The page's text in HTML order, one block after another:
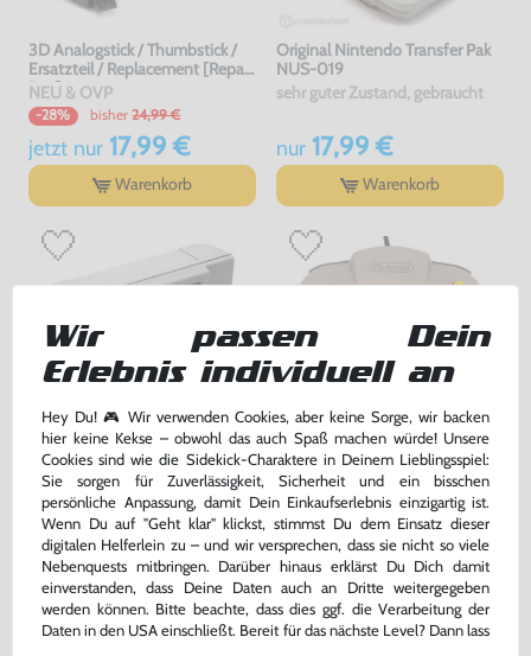
3D Analogstick / Thumbstick /
Ersatzteil / Replacement [Repair
Box]
NEU & OVP
-28% bisher 24,99 €
jetzt nur17,99 €
Warenkorb
Original Nintendo Transfer Pak
NUS-019
sehr guter Zustand, gebraucht
nur17,99 €
Warenkorb
Original Controller Pak / Memory
Card #grau NUS-004
[Nintendo]
gebraucht
nur18,99 €
Warenkorb
Original Controller #grau NUS-
005 [Nintendo]
gebraucht
nur29,99 €
Warenkorb
Wir passen Dein
Erlebnis individuell an
Hey Du! 🎮 Wir verwenden Cookies, aber keine Sorge, wir backen
hier keine Kekse – obwohl das auch Spaß machen würde! Unsere
Cookies sind wie die Sidekick-Charaktere in Deinem Lieblingsspiel:
Sie sorgen für Zuverlässigkeit, Sicherheit und ein bisschen
persönliche Anpassung, damit Dein Einkaufserlebnis einzigartig ist.
Wenn Du auf "Geht klar" klickst, stimmst Du dem Einsatz dieser
digitalen Helferlein zu – und wir versprechen, dass sie nicht so viele
Nebenquests mitbringen. Darüber hinaus erklärst Du Dich damit
einverstanden, dass Deine Daten auch an Dritte weitergegeben
werden können. Bitte beachte, dass dies ggf. die Verarbeitung der
Daten in den USA einschließt. Bereit für das nächste Level? Dann lass